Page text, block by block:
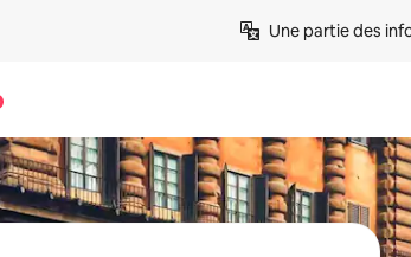
Une partie des